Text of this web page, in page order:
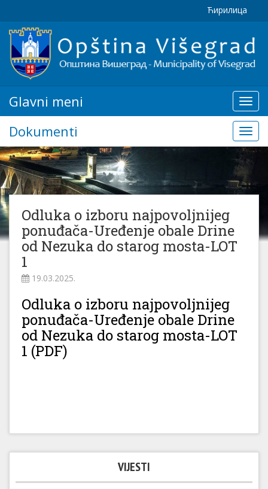
Ћирилица
Glavni
meni
Glavni meni
Dokumenti
Odluka o izboru najpovoljnijeg
ponuđača-Uređenje obale Drine
od Nezuka do starog mosta-LOT
1
19.03.2025.
Odluka o izboru najpovoljnijeg
ponuđača-Uređenje obale Drine
od Nezuka do starog mosta-LOT
1 (PDF)
VIJESTI